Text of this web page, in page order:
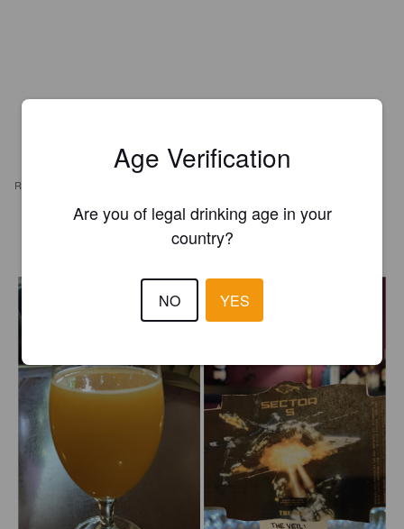
REVIEWS
TUSKA
Age Verification
Are you of legal drinking age in your
country?
NO YES